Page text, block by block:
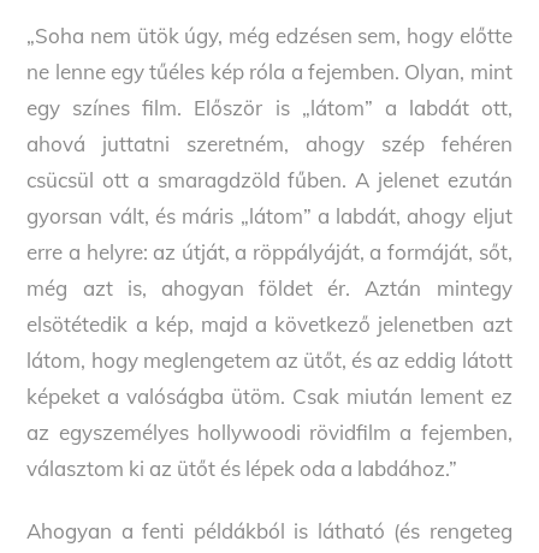
„Soha nem ütök úgy, még edzésen sem, hogy előtte
ne lenne egy tűéles kép róla a fejemben. Olyan, mint
egy színes film. Először is „látom” a labdát ott,
ahová juttatni szeretném, ahogy szép fehéren
csücsül ott a smaragdzöld fűben. A jelenet ezután
gyorsan vált, és máris „látom” a labdát, ahogy eljut
erre a helyre: az útját, a röppályáját, a formáját, sőt,
még azt is, ahogyan földet ér. Aztán mintegy
elsötétedik a kép, majd a következő jelenetben azt
látom, hogy meglengetem az ütőt, és az eddig látott
képeket a valóságba ütöm. Csak miután lement ez
az egyszemélyes hollywoodi rövidfilm a fejemben,
választom ki az ütőt és lépek oda a labdához.”
Ahogyan a fenti példákból is látható (és rengeteg